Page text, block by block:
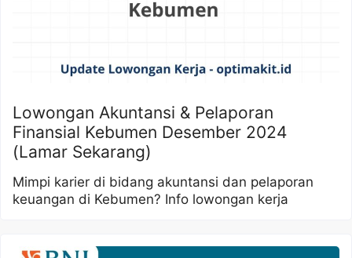
Lowongan Akuntansi & Pelaporan
Finansial Kebumen Desember 2024
(Lamar Sekarang)
Mimpi karier di bidang akuntansi dan pelaporan
keuangan di Kebumen? Info lowongan kerja